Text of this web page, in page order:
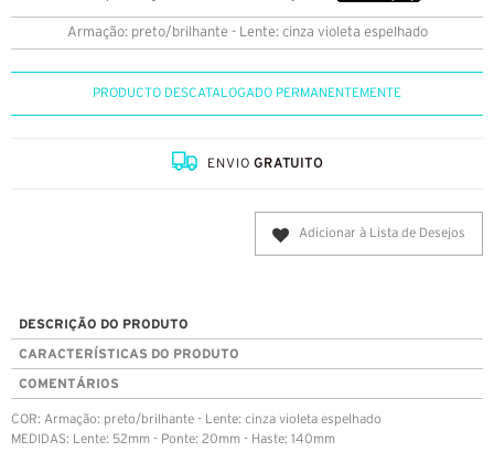
Armação: preto/brilhante - Lente: cinza violeta espelhado
PRODUCTO DESCATALOGADO PERMANENTEMENTE
ENVIOGRATUITO
Adicionar à Lista de Desejos
DESCRIÇÃO DO PRODUTO
CARACTERÍSTICAS DO PRODUTO
COMENTÁRIOS
COR: Armação: preto/brilhante - Lente: cinza violeta espelhado
MEDIDAS: Lente: 52mm - Ponte: 20mm - Haste: 140mm